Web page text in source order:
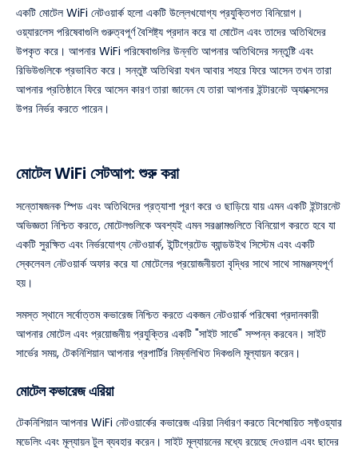
একটি মোটেল WiFi নেটওয়ার্ক হলো একটি উল্লেখযোগ্য প্রযুক্তিগত বিনিয়োগ।
ওয়্যারলেস পরিষেবাগুলি গুরুত্বপূর্ণ বৈশিষ্ট্য প্রদান করে যা মোটেল এবং তাদের অতিথিদের
উপকৃত করে। আপনার WiFi পরিষেবাগুলির উন্নতি আপনার অতিথিদের সন্তুষ্টি এবং
রিভিউগুলিকে প্রভাবিত করে। সন্তুষ্ট অতিথিরা যখন আবার শহরে ফিরে আসেন তখন তারা
আপনার প্রতিষ্ঠানে ফিরে আসেন কারণ তারা জানেন যে তারা আপনার ইন্টারনেট অ্যাক্সেসের
উপর নির্ভর করতে পারেন।
মোটেল WiFi সেটআপ: শুরু করা
সন্তোষজনক স্পিড এবং অতিথিদের প্রত্যাশা পূরণ করে ও ছাড়িয়ে যায় এমন একটি ইন্টারনেট
অভিজ্ঞতা নিশ্চিত করতে, মোটেলগুলিকে অবশ্যই এমন সরঞ্জামগুলিতে বিনিয়োগ করতে হবে যা
একটি সুরক্ষিত এবং নির্ভরযোগ্য নেটওয়ার্ক, ইন্টিগ্রেটেড ব্যান্ডউইথ সিস্টেম এবং একটি
স্কেলেবল নেটওয়ার্ক অফার করে যা মোটেলের প্রয়োজনীয়তা বৃদ্ধির সাথে সাথে সামঞ্জস্যপূর্ণ
হয়।
সমস্ত স্থানে সর্বোত্তম কভারেজ নিশ্চিত করতে একজন নেটওয়ার্ক পরিষেবা প্রদানকারী
আপনার মোটেল এবং প্রয়োজনীয় প্রযুক্তির একটি "সাইট সার্ভে" সম্পন্ন করবেন। সাইট
সার্ভের সময়, টেকনিশিয়ান আপনার প্রপার্টির নিম্নলিখিত দিকগুলি মূল্যায়ন করেন।
মোটেল কভারেজ এরিয়া
টেকনিশিয়ান আপনার WiFi নেটওয়ার্কের কভারেজ এরিয়া নির্ধারণ করতে বিশেষায়িত সফ্টওয়্যার
মডেলিং এবং মূল্যায়ন টুল ব্যবহার করেন। সাইট মূল্যায়নের মধ্যে রয়েছে দেওয়াল এবং ছাদের